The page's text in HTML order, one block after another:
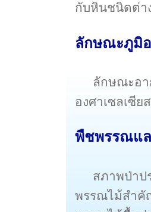
กับหินชนิดต่า
ลักษณะภูมิ
ลักษณะอา
องศาเซลเซียส
พืชพรรณแ
สภาพป่าป
พรรณไม้สำคั